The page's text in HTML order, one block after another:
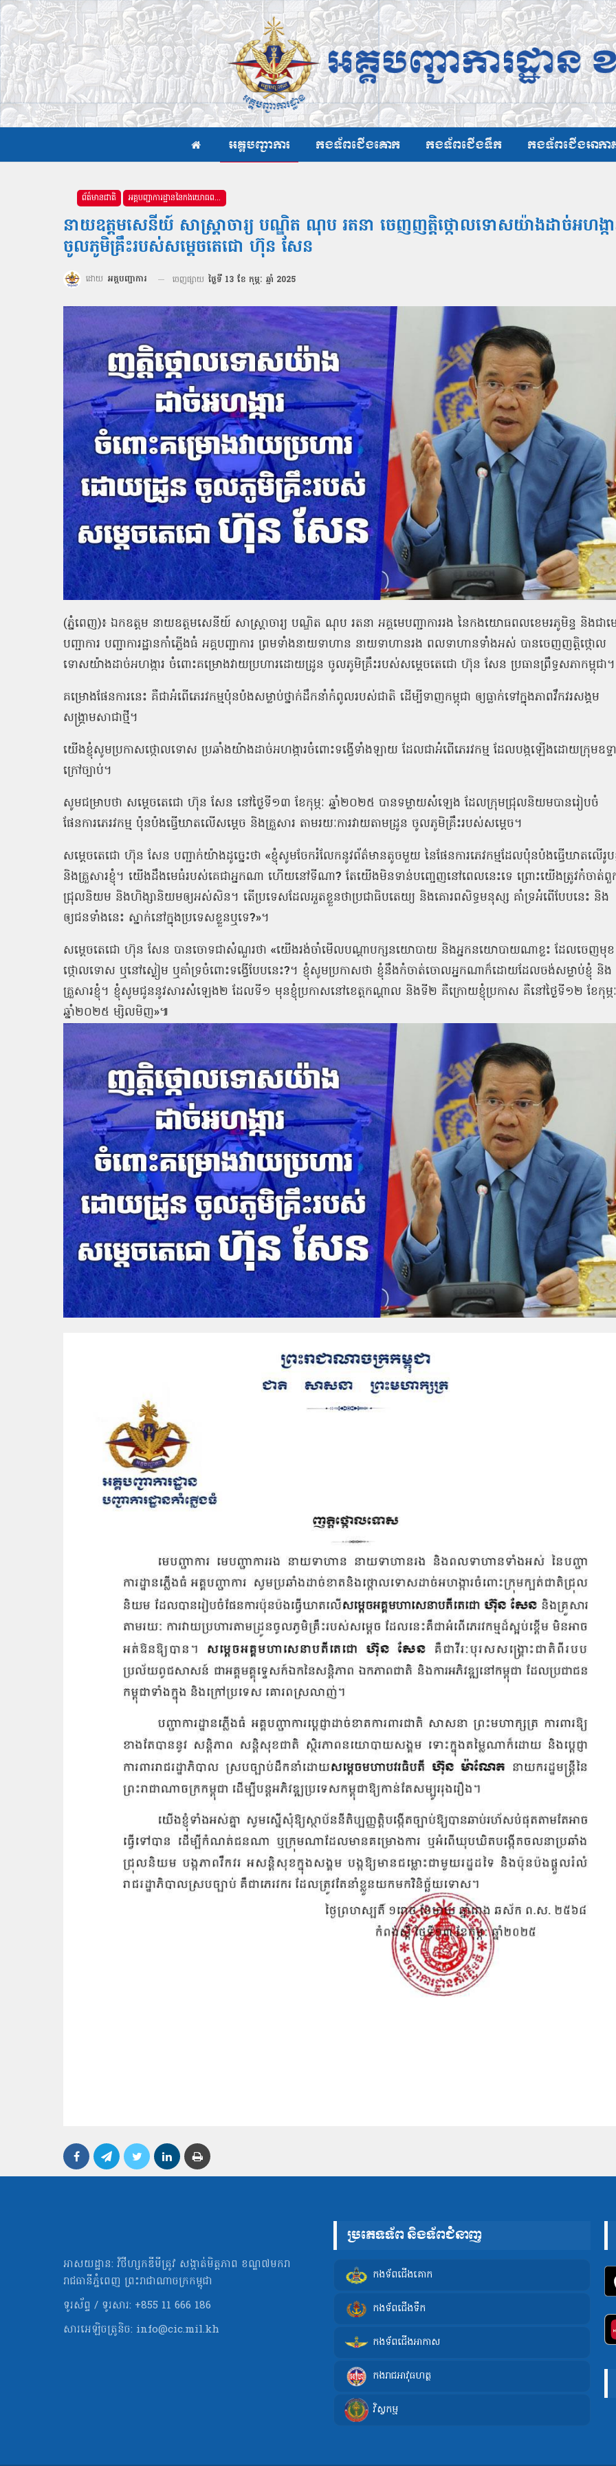
អគ្គបញ្ជាការ កងទ័ពជើងគោក កងទ័ពជើងទឹក កងទ័ពជើងអាក
ព័ត៌មានជាតិ អគ្គបញ្ជាការដ្ឋាននៃកងយោធពលខេមរភូមិន្ទ
នាយឧត្តមសេនីយ៍ សាស្រ្តាចារ្យ បណ្ឌិត ណុប រតនា ចេញញត្តិថ្កោលទោសយ៉ាងដាច់អហង្ក
ចូលភូមិគ្រឹះរបស់សម្តេចតេជោ ហ៊ុន សែន
ដោយ អគ្គបញ្ជាការ ចេញផ្សាយ ថ្ងៃទី 13 ខែ កុម្ភៈ ឆ្នាំ 2025
(ភ្នំពេញ)៖ ឯកឧត្តម នាយឧត្តមសេនីយ៍ សាស្រ្តាចារ្យ បណ្ឌិត ណុប រតនា អគ្គមេបញ្ជាការរង នៃកងយោធពលខេមរភូមិន្ទ និងជាម
បញ្ជាការ បញ្ជាការដ្ឋានកាំភ្លើងធំ អគ្គបញ្ជាការ ព្រមទាំងនាយទាហាន នាយទាហានរង ពលទាហានទាំងអស់ បានចេញញត្តិថ្កោល
ទោសយ៉ាងដាច់អហង្ការ ចំពោះគម្រោងវាយប្រហារដោយដ្រូន ចូលភូមិគ្រឹះរបស់សម្តេចតេជោ ហ៊ុន សែន ប្រធានព្រឹទ្ធសភាកម្ពុជា។
គម្រោងផែនការនេះ គឺជាអំពើភេរវកម្មប៉ុនប៉ងសម្លាប់ថ្នាក់ដឹកនាំកំពូលរបស់ជាតិ ដើម្បីទាញកម្ពុជា ឲ្យធ្លាក់ទៅក្នុងភាពវឹកវរសង្គម
សង្គ្រាមសាជាថ្មី។
យើងខ្ញុំសូមប្រកាសថ្កោលទោស ប្រឆាំងយ៉ាងដាច់អហង្ការចំពោះទង្វើទាំងឡាយ ដែលជាអំពើភេរវកម្ម ដែលបង្កឡើងដោយក្រុមឧទ្ទ
ក្រៅច្បាប់។
សូមជម្រាបថា សម្តេចតេជោ ហ៊ុន សែន នៅថ្ងៃទី១៣ ខែកុម្ភៈ ឆ្នាំ២០២៥ បានទម្លាយសំឡេង ដែលក្រុមជ្រុលនិយមបានរៀបចំ
ផែនការភេរវកម្ម ប៉ុនប៉ងធ្វើឃាតលើសម្តេច និងគ្រួសារ តាមរយៈការវាយតាមដ្រូន ចូលភូមិគ្រឹះរបស់សម្តេច។
សម្តេចតេជោ ហ៊ុន សែន បញ្ជាក់យ៉ាងដូច្នេះថា «ខ្ញុំសូមចែករំលែកនូវព័ត៌មានតូចមួយ នៃផែនការភេវកម្មដែលប៉ុនប៉ងធ្វើឃាតលើរូប
និងគ្រួសារខ្ញុំ។ យើងដឹងមេធំរបស់គេជាអ្នកណា ហើយនៅទីណា?តែយើងមិនទាន់បញ្ចេញនៅពេលនេះទេ ព្រោះយើងត្រូវកំចាត់ពួ
ជ្រុលនិយម និងហិង្សានិយមឲ្យអស់សិន។ តើប្រទេសដែលអួតខ្លួនថាប្រជាធិបតេយ្យ និងគោរពសិទ្ធមនុស្ស គាំទ្រអំពើបែបនេះ និង
ឲ្យជនទាំងនេះ ស្នាក់នៅក្នុងប្រទេសខ្លួនឬទេ?»។
សម្តេចតេជោ ហ៊ុន សែន បានចោទជាសំណួរថា «យើងរង់ចាំមើលបណ្តាបក្សនយោបាយ និងអ្នកនយោបាយណាខ្លះ ដែលចេញមុខ
ថ្កោលទោស ឬនៅស្ងៀម ឬគាំទ្រចំពោះទង្វើបែបនេះ?។ ខ្ញុំសូមប្រកាសថា ខ្ញុំនឹងកំចាត់ចោលអ្នកណាក៏ដោយដែលចង់សម្លាប់ខ្ញុំ និង
គ្រួសារខ្ញុំ។ ខ្ញុំសូមជូននូវសារសំឡេង២ ដែលទី១ មុនខ្ញុំប្រកាសនៅខេត្តកណ្តាល និងទី២ គឺក្រោយខ្ញុំប្រកាស គឺនៅថ្ងៃទី១២ ខែកុម្ភៈ
ឆ្នាំ២០២៥ ម្សិលមិញ»៕
អាសយដ្ឋាន: វិថីហ្សកឌីមីត្រូវ សង្កាត់មិត្ដភាព ខណ្ឌ៧មករា
រាជធានីភ្នំពេញ ព្រះរាជាណាចក្រកម្ពុជា
ទូរស័ព្ទ / ទូរសារ: +855 11 666 186
សារអេឡិចត្រូនិច: info@cic.mil.kh
ប្រភេទទ័ព និងទ័ពជំនាញ
កងទ័ពជើងគោក
កងទ័ពជើងទឹក
កងទ័ពជើងអាកាស
កងរាជអាវុធហត្ថ
វិស្វកម្ម